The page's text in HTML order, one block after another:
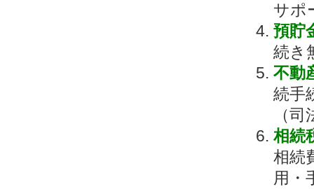
サポ
預貯
続き
不動
続手
（
相続
相続
用・